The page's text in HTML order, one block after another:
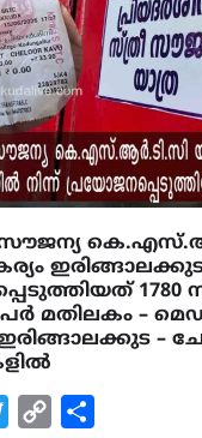
സൗജന്യ
1780
മതിലകം –
–
TwitterCopy